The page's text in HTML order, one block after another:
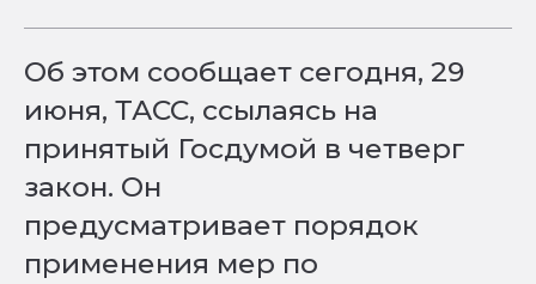
Об этом сообщает сегодня, 29
июня, ТАСС, ссылаясь на
принятый Госдумой в четверг
закон. Он
предусматривает порядок
применения мер по